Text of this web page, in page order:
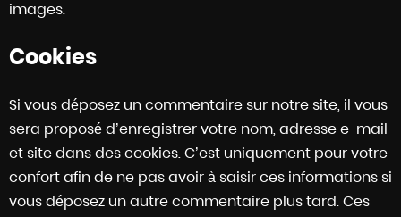
images.
Cookies
Si vous déposez un commentaire sur notre site, il vous
sera proposé d’enregistrer votre nom, adresse e-mail
et site dans des cookies. C’est uniquement pour votre
confort afin de ne pas avoir à saisir ces informations si
vous déposez un autre commentaire plus tard. Ces